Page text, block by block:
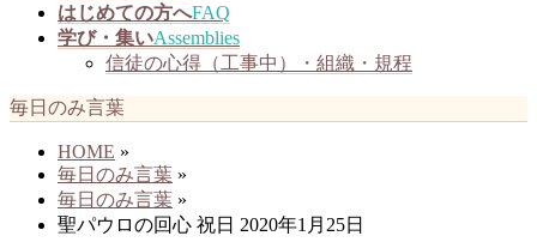
はじめての方へFAQ
学び・集いAssemblies
信徒の心得（工事中）・組織・規程
毎日のみ言葉
HOME »
毎日のみ言葉 »
毎日のみ言葉 »
聖パウロの回心 祝日 2020年1月25日